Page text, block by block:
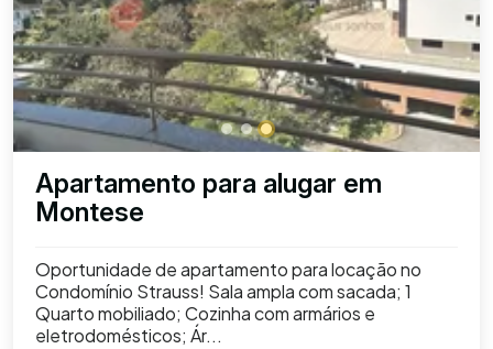
Apartamento para alugar em
Montese
Oportunidade de apartamento para locação no
Condomínio Strauss! Sala ampla com sacada; 1
Quarto mobiliado; Cozinha com armários e
eletrodomésticos; Ár...